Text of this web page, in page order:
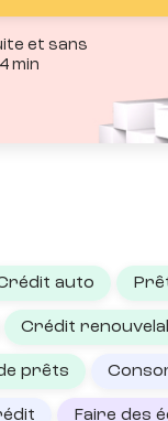
et sans
min
auto
Crédit
prêts
Faire des